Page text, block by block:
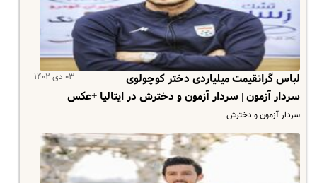
۰۳ دی ۱۴۰۲
لباس گرانقیمت میلیاردی دختر کوچولوی
سردار آزمون | سردار آزمون و دخترش در ایتالیا +عکس
سردار آزمون و دخترش